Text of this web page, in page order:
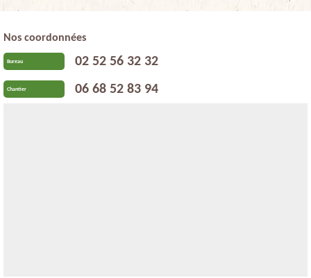
Nos coordonnées
Bureau 02 52 56 32 32
Chantier 06 68 52 83 94